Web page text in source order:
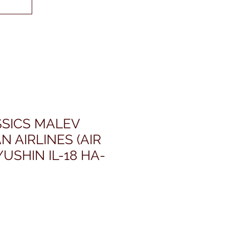
MALEV
AIRLINES (AIR
IL-18 HA-